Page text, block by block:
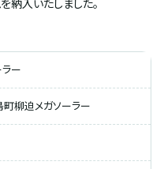
ー
柳迫メガソーラー